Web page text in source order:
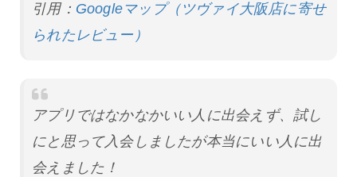
引用： Googleマップ（ツヴァイ大阪店に寄せ
られたレビュー）
アプリではなかなかいい人に出会えず、試し
にと思って入会しましたが本当にいい人に出
会えました！